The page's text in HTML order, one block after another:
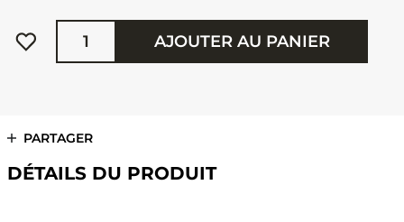
Quantité
AJOUTER AU PANIER
PARTAGER
DÉTAILS DU PRODUIT